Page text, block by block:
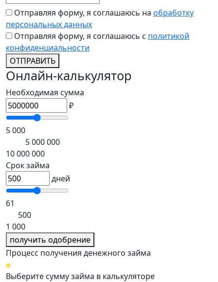
Отправляя форму, я соглашаюсь на обработку
персональных данных
Отправляя форму, я соглашаюсь c политикой
конфиденциальности
ОТПРАВИТЬ
Онлайн-калькулятор
Необходимая сумма
₽
5 000
5 000 000
10 000 000
Срок займа
дней
61
500
1 000
получить одобрение
Процесс получения денежного займа
Выберите сумму займа в калькуляторе